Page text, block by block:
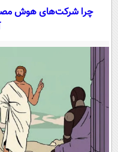
چرا شرکت‌های هوش